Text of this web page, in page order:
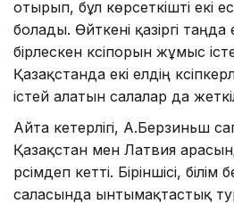
отырып, бұл көрсеткішті екі
болады. Өйткені қазіргі таңда
бірлескен кәсіпорын жұмыс
Қазақстанда екі елдің
істей алатын салалар да
Айта кетерлігі, А.Берзиньш
Қазақстан мен Латвия
рәсімдеп кетті. Біріншісі,
саласында ынтымақтастық